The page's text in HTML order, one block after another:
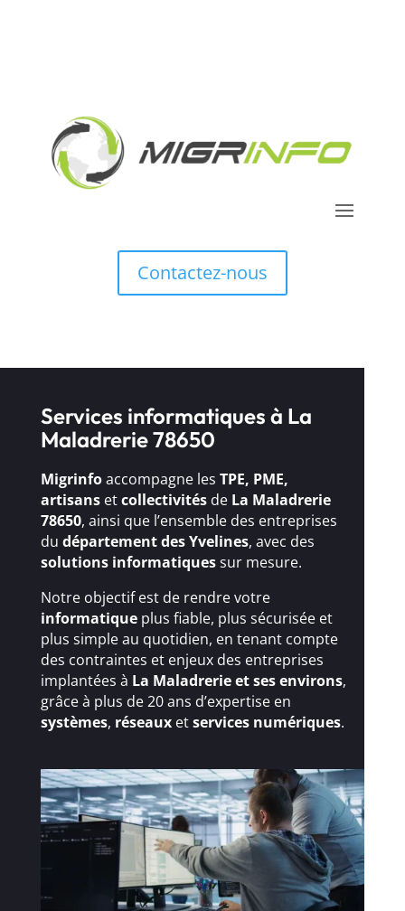
Contactez-nous
Services informatiques à La
Maladrerie 78650
Migrinfoaccompagne les TPE, PME,
artisansetcollectivitésde La Maladrerie
78650, ainsi que l’ensemble des entreprises
du département des Yvelines, avec des
solutions informatiquessur mesure.
Notre objectif est de rendre votre
informatiqueplus fiable, plus sécurisée et
plus simple au quotidien, en tenant compte
des contraintes et enjeux des entreprises
implantées à La Maladrerie et ses environs,
grâce à plus de 20 ans d’expertise en
systèmes, réseauxetservices numériques.